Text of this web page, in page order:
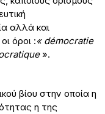
αλλά και
όροι :« démocratie
».
βίου στην οποία η
η της